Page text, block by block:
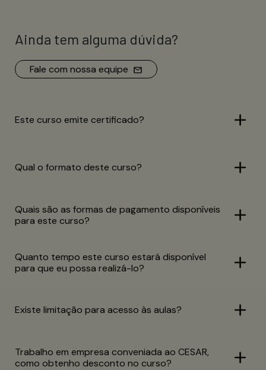
Ainda tem alguma dúvida?
Fale com nossa equipe
Este curso emite certificado?
Qual o formato deste curso?
Quais são as formas de pagamento disponíveis
para este curso?
Quanto tempo este curso estará disponível
para que eu possa realizá-lo?
Existe limitação para acesso às aulas?
Trabalho em empresa conveniada ao CESAR,
como obtenho desconto no curso?